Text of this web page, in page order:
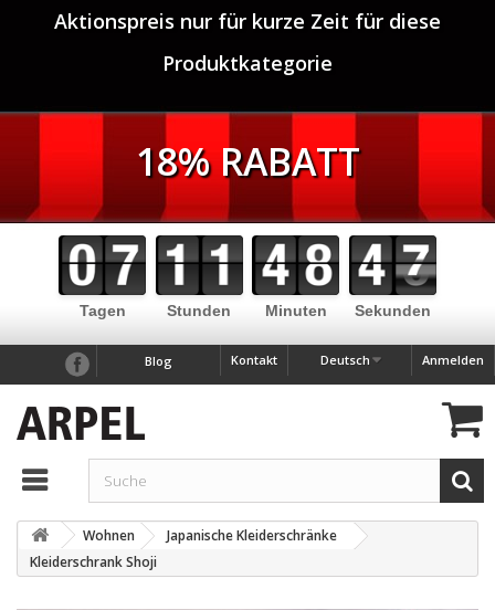
Aktionspreis nur für kurze Zeit für diese
Produktkategorie
18% RABATT
Tagen Stunden Minuten Sekunden
Anmelden
Deutsch
Kontakt
Blog
Wohnen
Japanische Kleiderschränke
Kleiderschrank Shoji